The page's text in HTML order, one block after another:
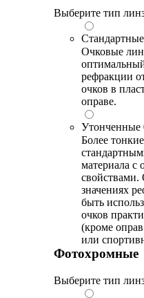
Выберите тип
Стандартные
Очковые
рефракции
очков в
оправе.
Утонченные
Более
материала с
значениях
быть
очков
(кроме
или
Фотохромные
Выберите тип